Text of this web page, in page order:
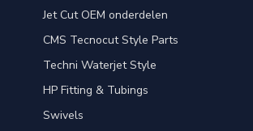
Jet Cut OEM onderdelen
CMS Tecnocut Style Parts
Techni Waterjet Style
HP Fitting & Tubings
Swivels